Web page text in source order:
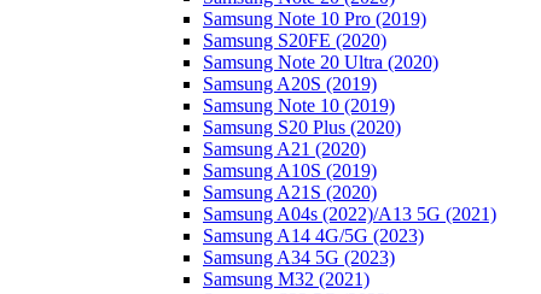
Samsung Note 10 Pro (2019)
Samsung S20FE (2020)
Samsung Note 20 Ultra (2020)
Samsung A20S (2019)
Samsung Note 10 (2019)
Samsung S20 Plus (2020)
Samsung A21 (2020)
Samsung A10S (2019)
Samsung A21S (2020)
Samsung A04s (2022)/А13 5G (2021)
Samsung A14 4G/5G (2023)
Samsung A34 5G (2023)
Samsung M32 (2021)